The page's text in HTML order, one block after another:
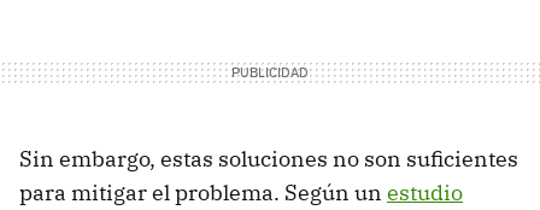
Sin embargo, estas soluciones no son suficientes
para mitigar el problema. Según un estudio